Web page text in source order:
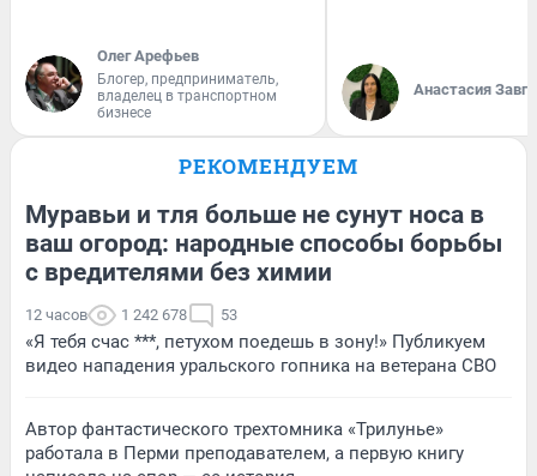
Олег Арефьев
Блогер, предприниматель,
владелец в транспортном
бизнесе
Анастасия
РЕКОМЕНДУЕМ
Муравьи и тля больше не сунут носа в
ваш огород: народные способы борьбы
с вредителями без химии
12 часов 1 242 678 53
«Я тебя счас ***, петухом поедешь в зону!» Публикуем
видео нападения уральского гопника на ветерана СВО
Автор фантастического трехтомника «Трилунье»
работала в Перми преподавателем, а первую книгу